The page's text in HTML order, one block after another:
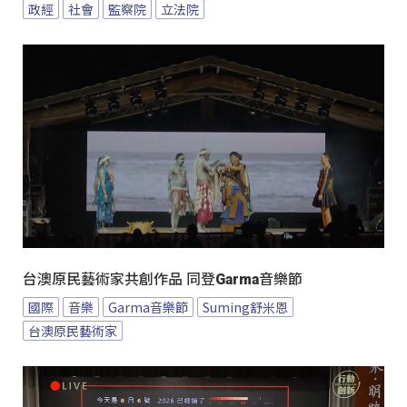
政經 社會 監察院 立法院
台澳原民藝術家共創作品 同登Garma音樂節
國際 音樂 Garma音樂節
Suming舒米恩
台澳原民藝術家